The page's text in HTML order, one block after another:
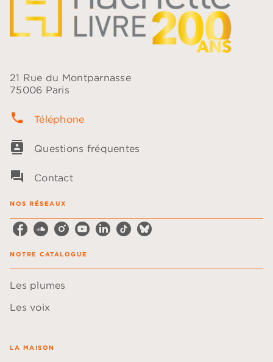
21 Rue du Montparnasse
75006 Paris
phone Téléphone
contacts Questions fréquentes
question_answer Contact
NOS RÉSEAUX
NOTRE CATALOGUE
Les plumes
Les voix
LA MAISON